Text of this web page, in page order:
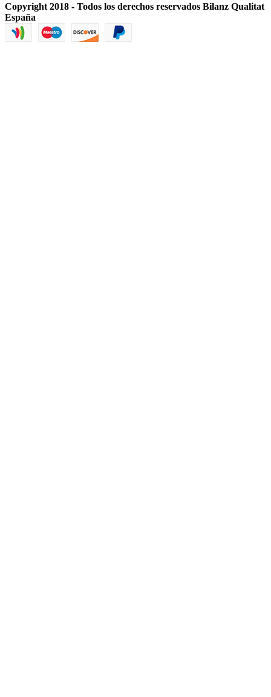
Copyright 2018 - Todos los derechos reservados Bilanz Qualitat
España